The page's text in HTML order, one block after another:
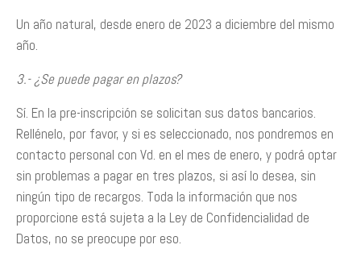
Un año natural, desde enero de 2023 a diciembre del mismo
año.
3.- ¿Se puede pagar en plazos?
Sí. En la pre-inscripción se solicitan sus datos bancarios.
Rellénelo, por favor, y si es seleccionado, nos pondremos en
contacto personal con Vd. en el mes de enero, y podrá optar
sin problemas a pagar en tres plazos, si así lo desea, sin
ningún tipo de recargos. Toda la información que nos
proporcione está sujeta a la Ley de Confidencialidad de
Datos, no se preocupe por eso.